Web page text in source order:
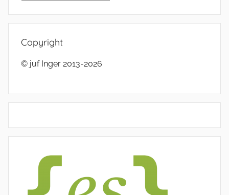
Copyright
© juf Inger 2013-2026